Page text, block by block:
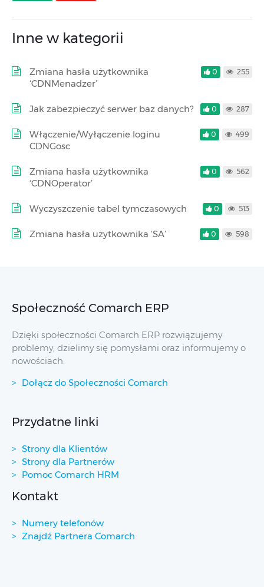
Inne w kategorii
Zmiana hasła użytkownika
‘CDNMenadzer’
0 255
Jak zabezpieczyć serwer baz danych? 0 287
Włączenie/Wyłączenie loginu
CDNGosc
0 499
Zmiana hasła użytkownika
‘CDNOperator’
0 562
Wyczyszczenie tabel tymczasowych 0 513
Zmiana hasła użytkownika ‘SA’ 0 598
Społeczność Comarch ERP
Dzięki społeczności Comarch ERP rozwiązujemy
problemy, dzielimy się pomysłami oraz informujemy o
nowościach.
Dołącz do Społeczności Comarch
Przydatne linki
Strony dla Klientów
Strony dla Partnerów
Pomoc Comarch HRM
Kontakt
Numery telefonów
Znajdź Partnera Comarch